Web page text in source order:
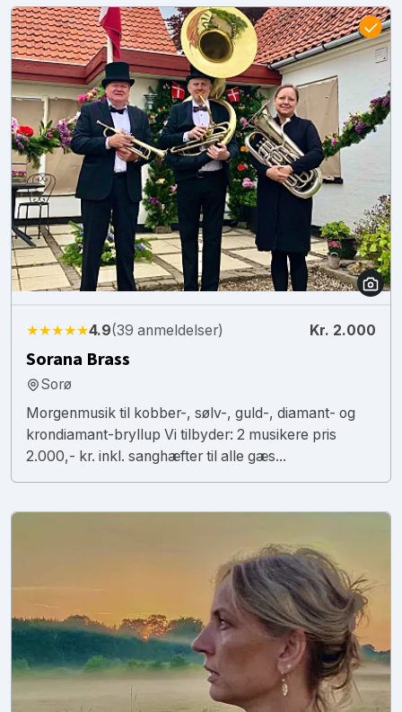
★★★★★4.9(39 anmeldelser) Kr. 2.000
Sorana Brass
Sorø
Morgenmusik til kobber-, sølv-, guld-, diamant- og
krondiamant-bryllup Vi tilbyder: 2 musikere pris
2.000,- kr. inkl. sanghæfter til alle gæs...